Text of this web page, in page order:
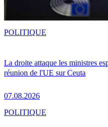
La droite attaque les ministres
réunion de l'UE sur Ceuta
07.08.2026
POLITIQUE
POLITIQUE